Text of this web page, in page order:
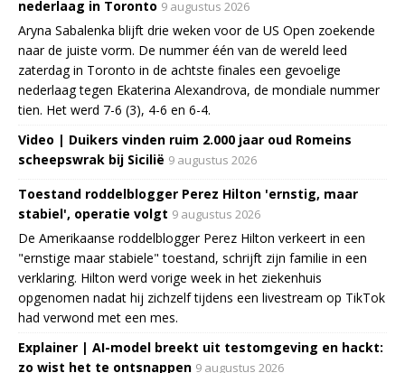
nederlaag in Toronto 9 augustus 2026
Aryna Sabalenka blijft drie weken voor de US Open zoekende
naar de juiste vorm. De nummer één van de wereld leed
zaterdag in Toronto in de achtste finales een gevoelige
nederlaag tegen Ekaterina Alexandrova, de mondiale nummer
tien. Het werd 7-6 (3), 4-6 en 6-4.
Video | Duikers vinden ruim 2.000 jaar oud Romeins
scheepswrak bij Sicilië 9 augustus 2026
Toestand roddelblogger Perez Hilton 'ernstig, maar
stabiel', operatie volgt 9 augustus 2026
De Amerikaanse roddelblogger Perez Hilton verkeert in een
"ernstige maar stabiele" toestand, schrijft zijn familie in een
verklaring. Hilton werd vorige week in het ziekenhuis
opgenomen nadat hij zichzelf tijdens een livestream op TikTok
had verwond met een mes.
Explainer | AI-model breekt uit testomgeving en hackt:
zo wist het te ontsnappen 9 augustus 2026